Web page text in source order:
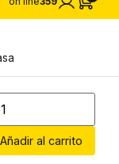
Añadir al carrito